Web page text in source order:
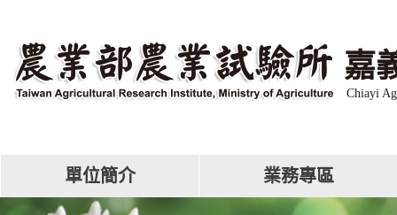
嘉
Chiayi
單位簡介 業務專區